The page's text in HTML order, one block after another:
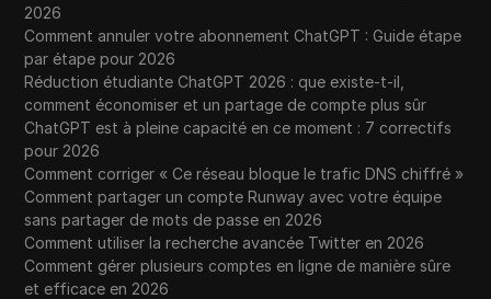
2026
Comment annuler votre abonnement ChatGPT : Guide étape
par étape pour 2026
Réduction étudiante ChatGPT 2026 : que existe-t-il,
comment économiser et un partage de compte plus sûr
ChatGPT est à pleine capacité en ce moment : 7 correctifs
pour 2026
Comment corriger « Ce réseau bloque le trafic DNS chiffré »
Comment partager un compte Runway avec votre équipe
sans partager de mots de passe en 2026
Comment utiliser la recherche avancée Twitter en 2026
Comment gérer plusieurs comptes en ligne de manière sûre
et efficace en 2026